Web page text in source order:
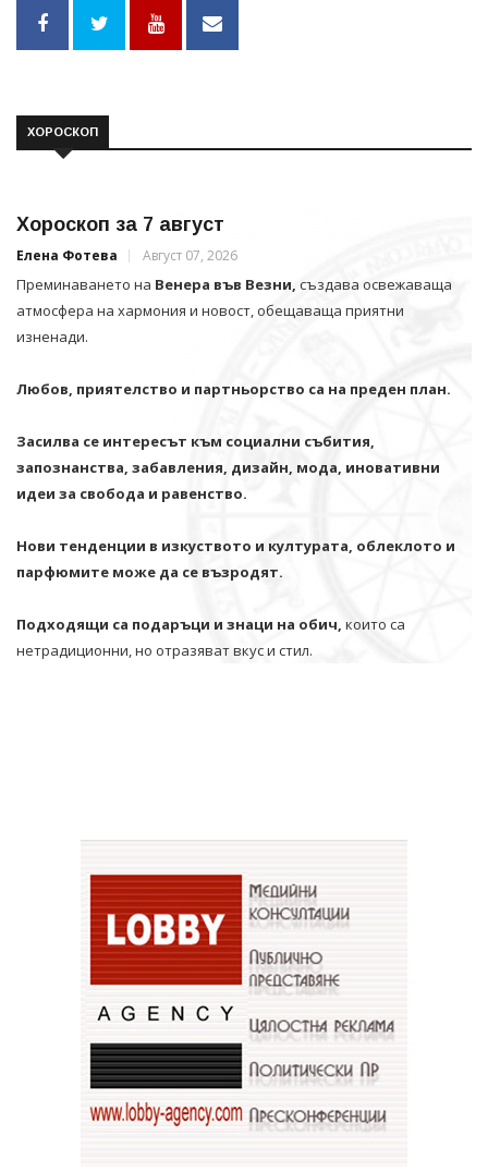
ХОРОСКОП
Хороскоп за 7 август
Елена Фотева Август 07, 2026
Преминаването на Венера във Везни, създава освежаваща
атмосфера на хармония и новост, обещаваща приятни
изненади.
Любов, приятелство и партньорство са на преден план.
Засилва се интересът към социални събития,
запознанства, забавления, дизайн, мода, иновативни
идеи за свобода и равенство.
Нови тенденции в изкуството и културата, облеклото и
парфюмите може да се възродят.
Подходящи са подаръци и знаци на обич, които са
нетрадиционни, но отразяват вкус и стил.